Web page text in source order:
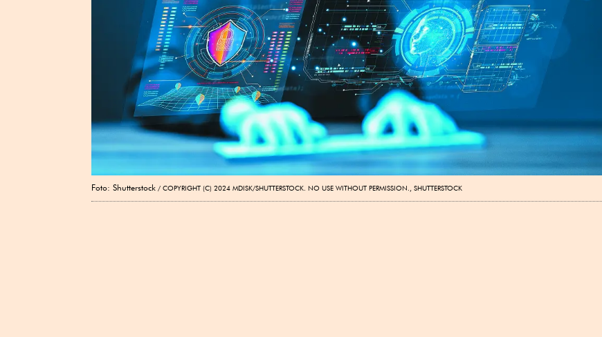
Foto: Shutterstock COPYRIGHT (C) 2024 MDISK/SHUTTERSTOCK. NO USE WITHOUT PERMISSION., SHUTTERSTOCK